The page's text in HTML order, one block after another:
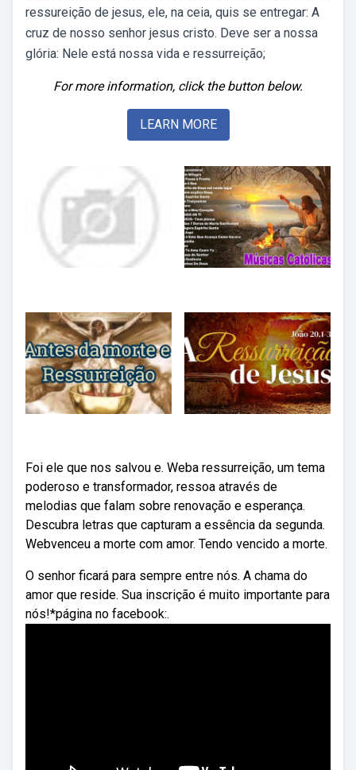
ressureição de jesus, ele, na ceia, quis se entregar: A
cruz de nosso senhor jesus cristo. Deve ser a nossa
glória: Nele está nossa vida e ressurreição;
For more information, click the button below.
LEARN MORE
Foi ele que nos salvou e. Weba ressurreição, um tema
poderoso e transformador, ressoa através de
melodias que falam sobre renovação e esperança.
Descubra letras que capturam a essência da segunda.
Webvenceu a morte com amor. Tendo vencido a morte.
O senhor ficará para sempre entre nós. A chama do
amor que reside. Sua inscrição é muito importante para
nós!*página no facebook:.